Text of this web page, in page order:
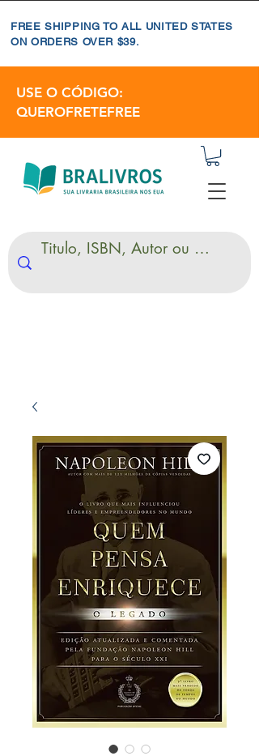
FREE SHIPPING TO ALL UNITED STATES
ON ORDERS OVER $39.
USE O CÓDIGO:
QUEROFRETEFREE